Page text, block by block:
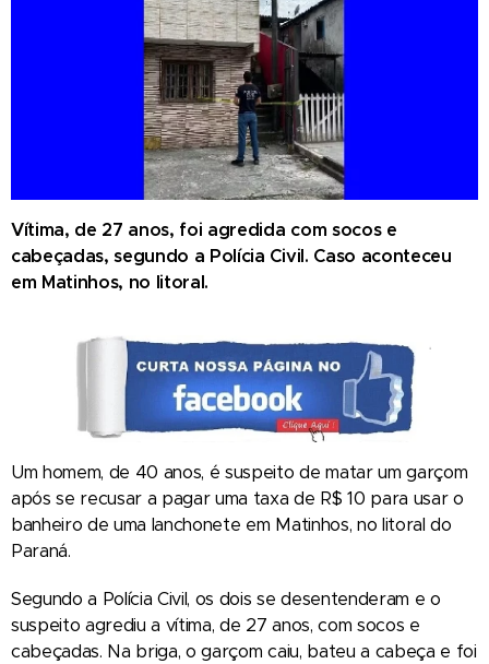
Vítima, de 27 anos, foi agredida com socos e
cabeçadas, segundo a Polícia Civil. Caso aconteceu
em Matinhos, no litoral.
Um homem, de 40 anos, é suspeito de matar um garçom
após se recusar a pagar uma taxa de R$ 10 para usar o
banheiro de uma lanchonete em Matinhos, no litoral do
Paraná.
Segundo a Polícia Civil, os dois se desentenderam e o
suspeito agrediu a vítima, de 27 anos, com socos e
cabeçadas. Na briga, o garçom caiu, bateu a cabeça e foi